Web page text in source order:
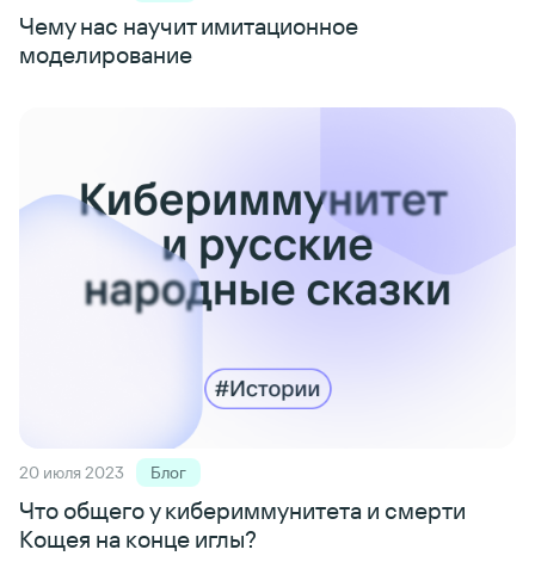
Чему нас научит имитационное
моделирование
20 июля 2023 Блог
Что общего у кибериммунитета и смерти
Кощея на конце иглы?